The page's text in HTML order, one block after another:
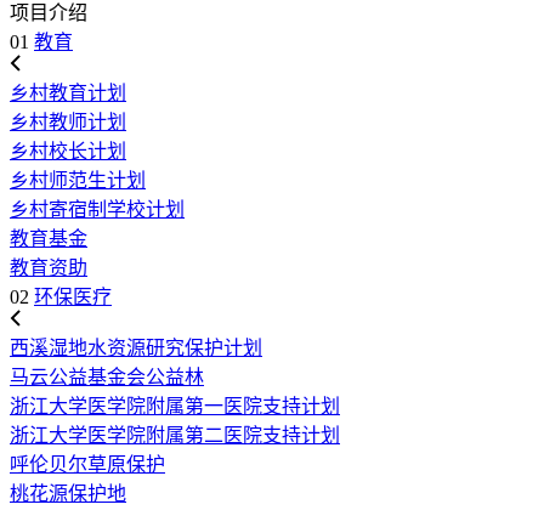
项目介绍
01 教育
乡村教育计划
乡村教师计划
乡村校长计划
乡村师范生计划
乡村寄宿制学校计划
教育基金
教育资助
02 环保医疗
西溪湿地水资源研究保护计划
马云公益基金会公益林
浙江大学医学院附属第一医院支持计划
浙江大学医学院附属第二医院支持计划
呼伦贝尔草原保护
桃花源保护地